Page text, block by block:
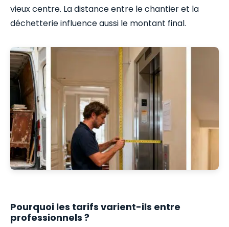
vieux centre. La distance entre le chantier et la
déchetterie influence aussi le montant final.
Pourquoi les tarifs varient-ils entre
professionnels ?